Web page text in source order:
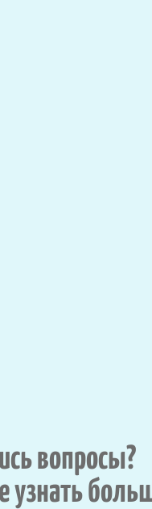
вопросы?
узнать